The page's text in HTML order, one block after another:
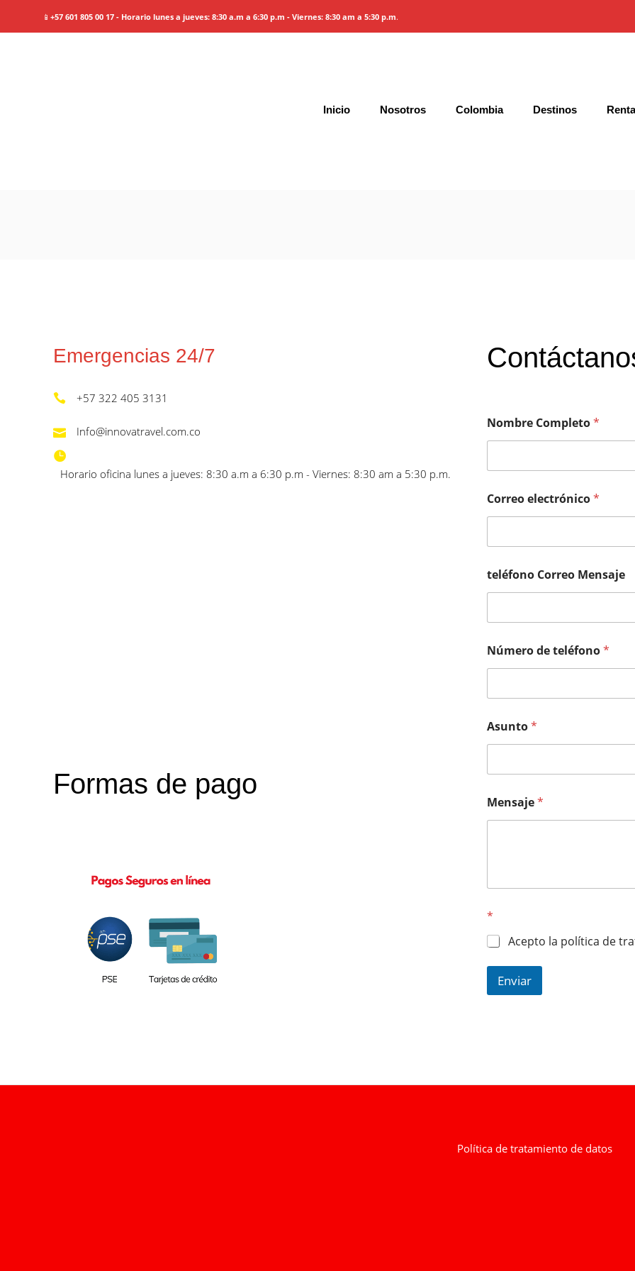
📱 +57 601 805 00 17 - Horario lunes a jueves: 8:30 a.m a 6:30 p.m - Viernes: 8:30 am a 5:30 p.m.
Inicio Nosotros Colombia Destinos
Emergencias 24/7
+57 322 405 3131
Info@innovatravel.com.co
Horario oficina lunes a jueves: 8:30 a.m a 6:30 p.m - Viernes: 8:30 am a 5:30 p.m.
Formas de pago
Nombre Completo*
Correo electrónico*
teléfono Correo Mensaje
Número de teléfono*
Asunto*
Mensaje*
*
Acepto la política de
Enviar
Política de tratamiento de datos